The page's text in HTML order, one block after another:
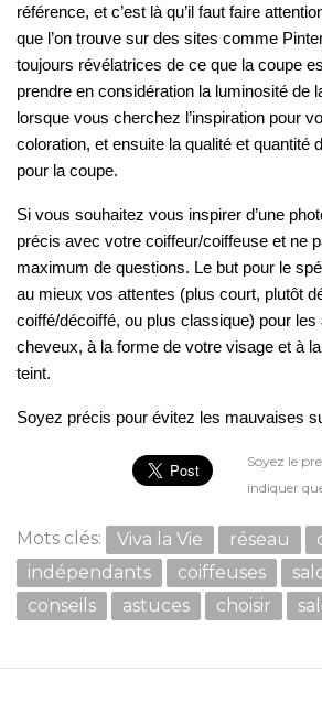
référence, et c’est là qu’il faut faire
que l’on trouve sur des sites comme
toujours révélatrices de ce que la coupe
prendre en considération la luminosité de
lorsque vous cherchez l’inspiration pour
coloration, et ensuite la qualité et quantité
pour la coupe.
Si vous souhaitez vous inspirer d’une
précis avec votre coiffeur/coiffeuse et ne
maximum de questions. Le but pour le
au mieux vos attentes (plus court, plutôt
coiffé/décoiffé, ou plus classique) pour les
cheveux, à la forme de votre visage et à
teint.
Soyez précis pour évitez les mauvaises
Soyez le
indiquer
Mots clés: Viva la Vie réseau
indépendants
coiffeuses
conseils
astuces choisir